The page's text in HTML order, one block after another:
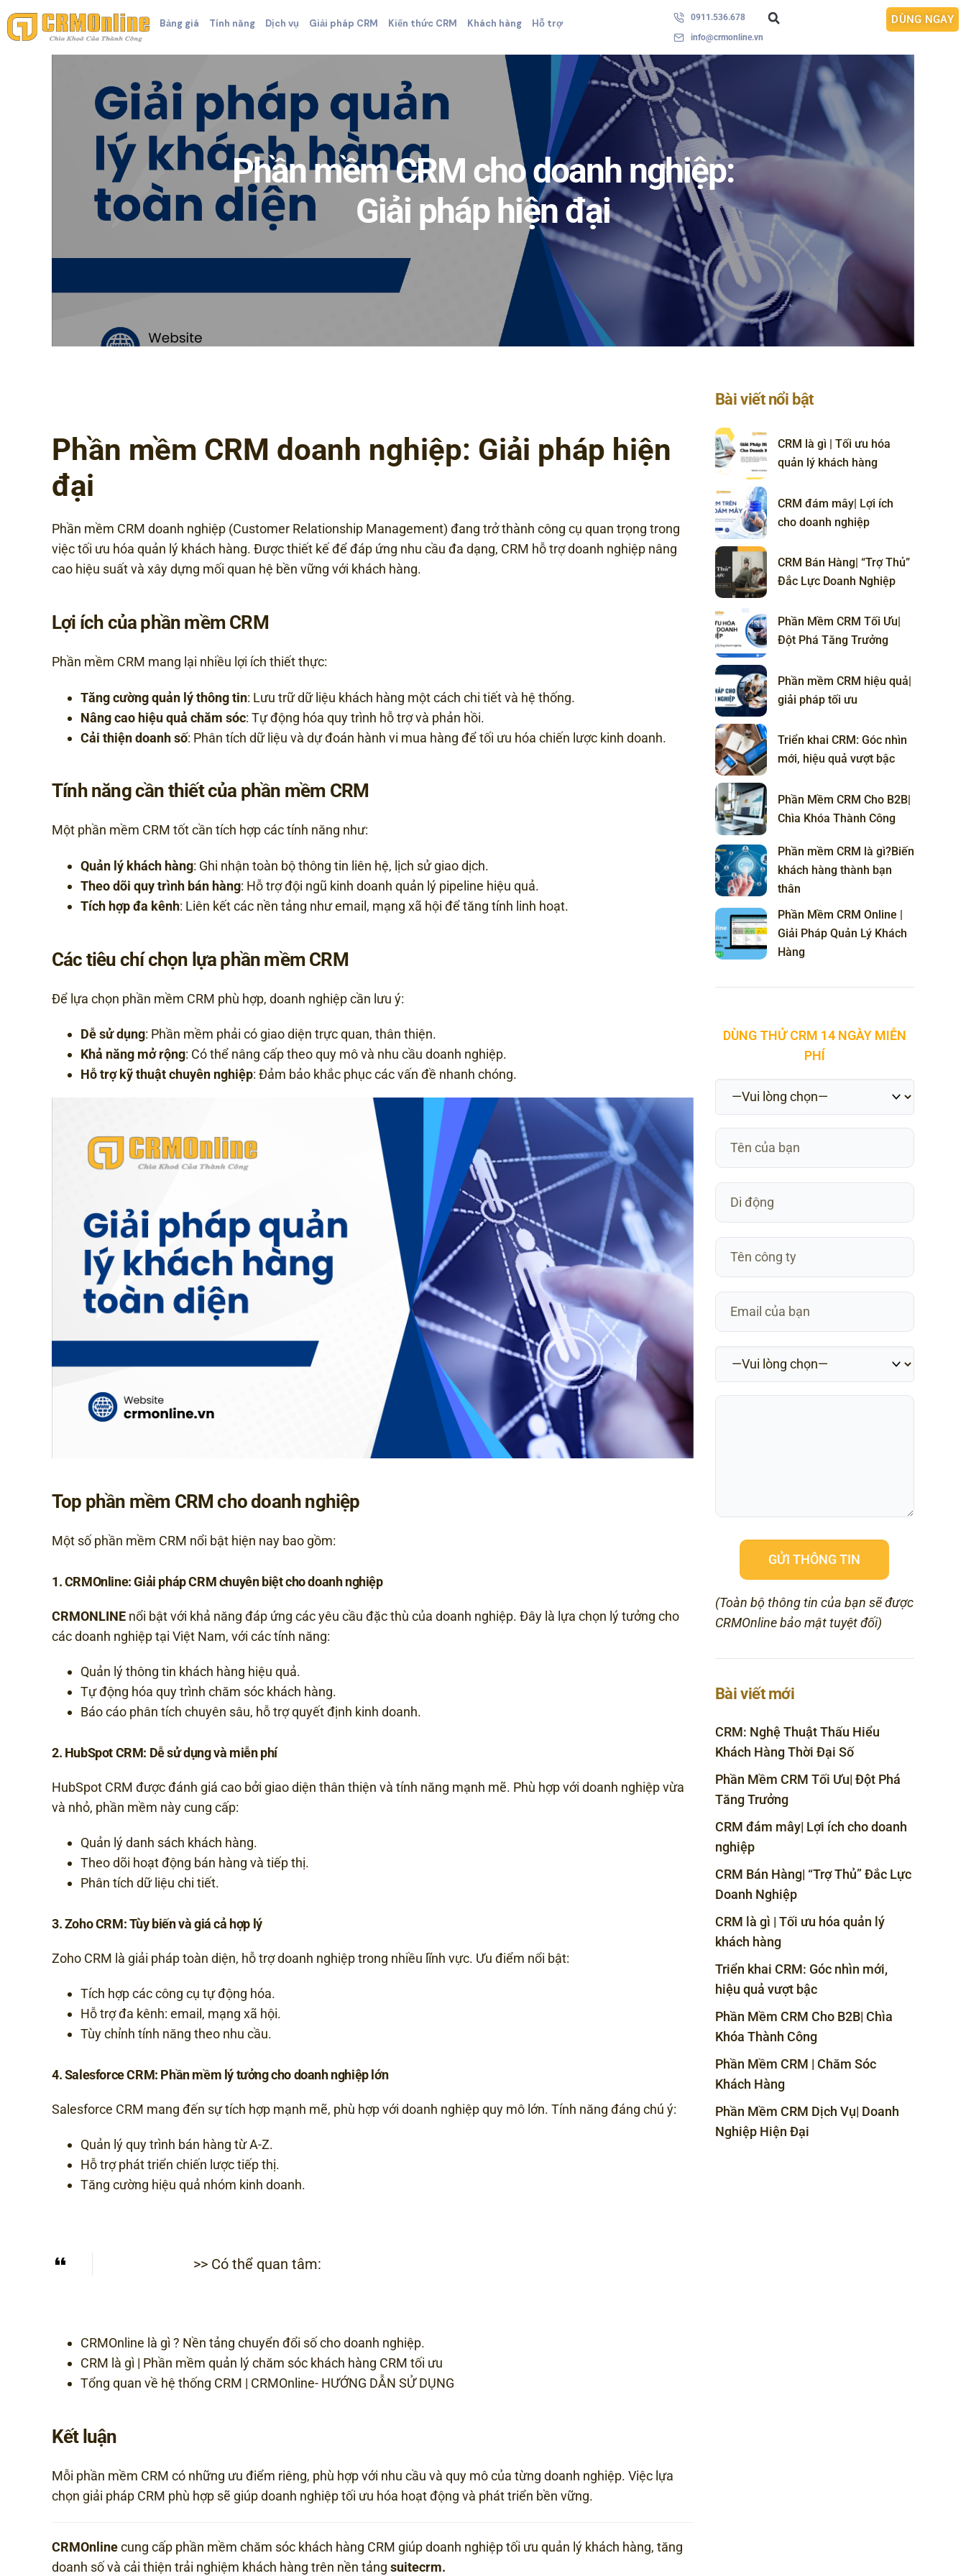
Bảng giá Tính năng Dịch vụ Giải pháp CRM Kiến thức CRM Khách hàng Hỗ trợ
0911.536.678
info@crmonline.vn
DÙNG NGAY
Phần mềm CRM cho doanh nghiệp:
Giải pháp hiện đại
Phần mềm CRM doanh nghiệp: Giải pháp hiện
đại
Phần mềm CRM doanh nghiệp (Customer Relationship Management) đang trở thành công cụ quan trọng trong
việc tối ưu hóa quản lý khách hàng. Được thiết kế để đáp ứng nhu cầu đa dạng, CRM hỗ trợ doanh nghiệp nâng
cao hiệu suất và xây dựng mối quan hệ bền vững với khách hàng.
Lợi ích của phần mềm CRM
Phần mềm CRM mang lại nhiều lợi ích thiết thực:
Tăng cường quản lý thông tin: Lưu trữ dữ liệu khách hàng một cách chi tiết và hệ thống.
Nâng cao hiệu quả chăm sóc: Tự động hóa quy trình hỗ trợ và phản hồi.
Cải thiện doanh số: Phân tích dữ liệu và dự đoán hành vi mua hàng để tối ưu hóa chiến lược kinh doanh.
Tính năng cần thiết của phần mềm CRM
Một phần mềm CRM tốt cần tích hợp các tính năng như:
Quản lý khách hàng: Ghi nhận toàn bộ thông tin liên hệ, lịch sử giao dịch.
Theo dõi quy trình bán hàng: Hỗ trợ đội ngũ kinh doanh quản lý pipeline hiệu quả.
Tích hợp đa kênh: Liên kết các nền tảng như email, mạng xã hội để tăng tính linh hoạt.
Các tiêu chí chọn lựa phần mềm CRM
Để lựa chọn phần mềm CRM phù hợp, doanh nghiệp cần lưu ý:
Dễ sử dụng: Phần mềm phải có giao diện trực quan, thân thiện.
Khả năng mở rộng: Có thể nâng cấp theo quy mô và nhu cầu doanh nghiệp.
Hỗ trợ kỹ thuật chuyên nghiệp: Đảm bảo khắc phục các vấn đề nhanh chóng.
Top phần mềm CRM cho doanh nghiệp
Một số phần mềm CRM nổi bật hiện nay bao gồm:
1. CRMOnline: Giải pháp CRM chuyên biệt cho doanh nghiệp
CRMONLINE nổi bật với khả năng đáp ứng các yêu cầu đặc thù của doanh nghiệp. Đây là lựa chọn lý tưởng cho
các doanh nghiệp tại Việt Nam, với các tính năng:
Quản lý thông tin khách hàng hiệu quả.
Tự động hóa quy trình chăm sóc khách hàng.
Báo cáo phân tích chuyên sâu, hỗ trợ quyết định kinh doanh.
2. HubSpot CRM: Dễ sử dụng và miễn phí
HubSpot CRM được đánh giá cao bởi giao diện thân thiện và tính năng mạnh mẽ. Phù hợp với doanh nghiệp vừa
và nhỏ, phần mềm này cung cấp:
Quản lý danh sách khách hàng.
Theo dõi hoạt động bán hàng và tiếp thị.
Phân tích dữ liệu chi tiết.
3. Zoho CRM: Tùy biến và giá cả hợp lý
Zoho CRM là giải pháp toàn diện, hỗ trợ doanh nghiệp trong nhiều lĩnh vực. Ưu điểm nổi bật:
Tích hợp các công cụ tự động hóa.
Hỗ trợ đa kênh: email, mạng xã hội.
Tùy chỉnh tính năng theo nhu cầu.
4. Salesforce CRM: Phần mềm lý tưởng cho doanh nghiệp lớn
Salesforce CRM mang đến sự tích hợp mạnh mẽ, phù hợp với doanh nghiệp quy mô lớn. Tính năng đáng chú ý:
Quản lý quy trình bán hàng từ A-Z.
Hỗ trợ phát triển chiến lược tiếp thị.
Tăng cường hiệu quả nhóm kinh doanh.
>> Có thể quan tâm:
CRMOnline là gì ? Nền tảng chuyển đổi số cho doanh nghiệp.
CRM là gì | Phần mềm quản lý chăm sóc khách hàng CRM tối ưu
Tổng quan về hệ thống CRM | CRMOnline- HƯỚNG DẪN SỬ DỤNG
Kết luận
Mỗi phần mềm CRM có những ưu điểm riêng, phù hợp với nhu cầu và quy mô của từng doanh nghiệp. Việc lựa
chọn giải pháp CRM phù hợp sẽ giúp doanh nghiệp tối ưu hóa hoạt động và phát triển bền vững.
CRMOnlinecung cấp phần mềm chăm sóc khách hàng CRM giúp doanh nghiệp tối ưu quản lý khách hàng, tăng
doanh số và cải thiện trải nghiệm khách hàng trên nền tảng suitecrm.
Bài viết nổi bật
CRM là gì | Tối ưu hóa
quản lý khách hàng
CRM đám mây| Lợi ích
cho doanh nghiệp
CRM Bán Hàng| “Trợ Thủ”
Đắc Lực Doanh Nghiệp
Phần Mềm CRM Tối Ưu|
Đột Phá Tăng Trưởng
Phần mềm CRM hiệu quả|
giải pháp tối ưu
Triển khai CRM: Góc nhìn
mới, hiệu quả vượt bậc
Phần Mềm CRM Cho B2B|
Chìa Khóa Thành Công
Phần mềm CRM là gì?Biến
khách hàng thành bạn
thân
Phần Mềm CRM Online |
Giải Pháp Quản Lý Khách
Hàng
DÙNG THỬ CRM 14 NGÀY MIỄN
PHÍ
(Toàn bộ thông tin của bạn sẽ được
CRMOnline bảo mật tuyệt đối)
Bài viết mới
CRM: Nghệ Thuật Thấu Hiểu
Khách Hàng Thời Đại Số
Phần Mềm CRM Tối Ưu| Đột Phá
Tăng Trưởng
CRM đám mây| Lợi ích cho doanh
nghiệp
CRM Bán Hàng| “Trợ Thủ” Đắc Lực
Doanh Nghiệp
CRM là gì | Tối ưu hóa quản lý
khách hàng
Triển khai CRM: Góc nhìn mới,
hiệu quả vượt bậc
Phần Mềm CRM Cho B2B| Chìa
Khóa Thành Công
Phần Mềm CRM | Chăm Sóc
Khách Hàng
Phần Mềm CRM Dịch Vụ| Doanh
Nghiệp Hiện Đại